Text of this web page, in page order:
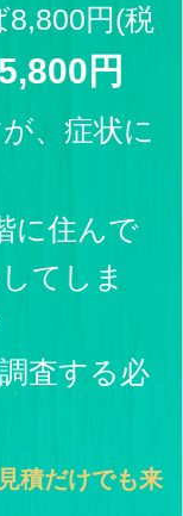
円(税
円
、症状に
に住んで
てしま
査する必
積だけでも来